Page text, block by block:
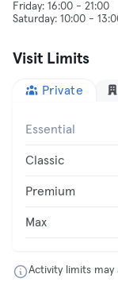
Friday: 16:00 - 21:00
Visit Limits
Private
Essential
Classic
Premium
Max
Activity limits may